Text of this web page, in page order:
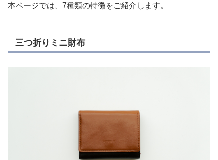
本ページでは、7種類の特徴をご紹介します。
三つ折りミニ財布